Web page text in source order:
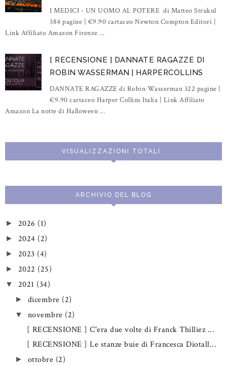
I MEDICI - UN UOMO AL POTERE di Matteo Strukul
384 pagine | €9.90 cartaceo Newton Compton Editori |
Link Affiliato Amazon Firenze ...
[ RECENSIONE ] DANNATE RAGAZZE DI
ROBIN WASSERMAN | HARPERCOLLINS
DANNATE RAGAZZE di Robin Wasserman 322 pagine |
€9.90 cartaceo Harper Collins Italia | Link Affiliato
Amazon La notte di Halloween ...
VISUALIZZAZIONI TOTALI
ARCHIVIO DEL BLOG
► 2026 (1)
► 2024 (2)
► 2023 (4)
► 2022 (25)
▼ 2021 (34)
► dicembre (2)
▼ novembre (2)
[ RECENSIONE ] C'era due volte di Franck Thilliez ...
[ RECENSIONE ] Le stanze buie di Francesca Diotall...
► ottobre (2)